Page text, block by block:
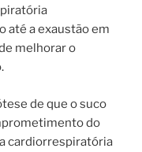
até a exaustão em
melhorar o
de que o suco
do
cardiorrespiratória